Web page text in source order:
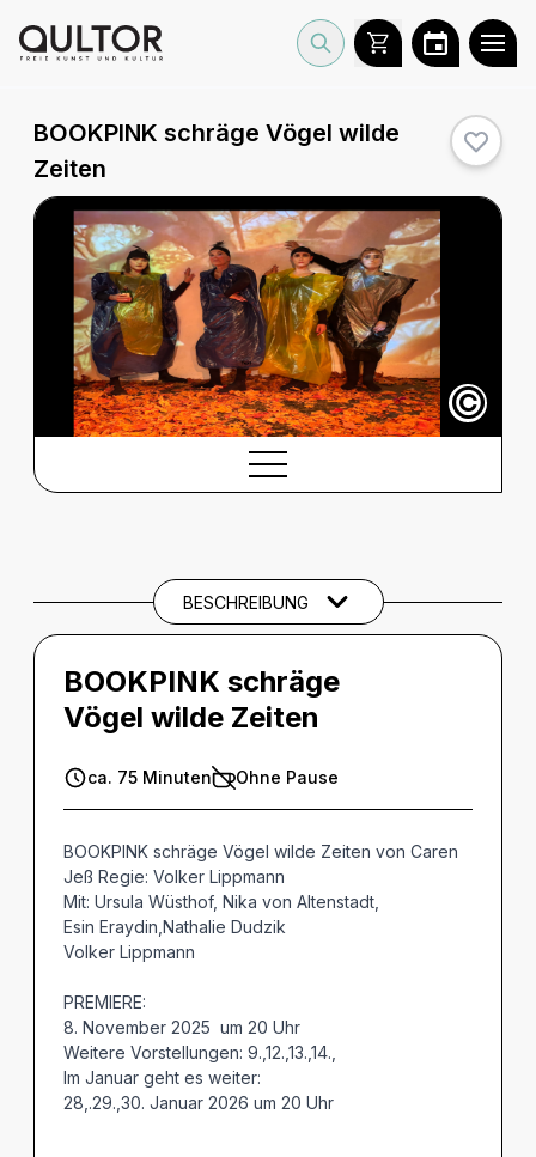
BOOKPINK schräge Vögel wilde
Zeiten
©
BESCHREIBUNG
BOOKPINK schräge
Vögel wilde Zeiten
ca. 75 Minuten Ohne Pause
BOOKPINK schräge Vögel wilde Zeiten von Caren
Jeß Regie: Volker Lippmann
Mit: Ursula Wüsthof, Nika von Altenstadt,
Esin Eraydin,Nathalie Dudzik
Volker Lippmann
PREMIERE:
8. November 2025 um 20 Uhr
Weitere Vorstellungen: 9.,12.,13.,14.,
Im Januar geht es weiter:
28,.29.,30. Januar 2026 um 20 Uhr